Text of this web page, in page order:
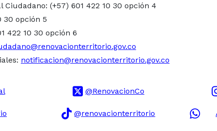
(+57) 601 422 10 30 opción 4
30 opción 5
422 10 30 opción 6
notificacion@renovacionterritorio.gov.co
@RenovacionCo
@renovacionterritorio